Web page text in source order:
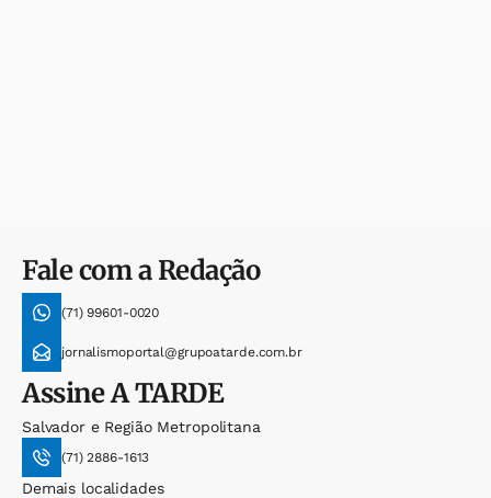
Fale com a Redação
(71) 99601-0020
jornalismoportal@grupoatarde.com.br
AssineA TARDE
Salvador e Região Metropolitana
(71) 2886-1613
Demais localidades